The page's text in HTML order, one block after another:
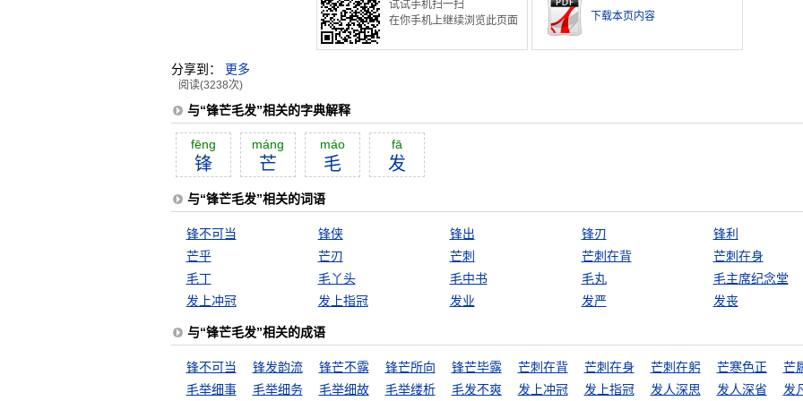
试试手机扫一扫
在你手机上继续浏览此页面
下载本页内容
分享到： 更多
阅读(3238次)
与“锋芒毛发”相关的字典解释
fēng
锋
máng
芒
máo
毛
fā
发
与“锋芒毛发”相关的词语
锋不可当 锋侠 锋出 锋刃
锋利
芒乎
芒刃 芒刺 芒刺在背
芒刺在身
毛丁
毛丫头 毛中书 毛丸
毛主席纪念堂
发上冲冠
发上指冠 发业 发严 发丧
与“锋芒毛发”相关的成语
锋不可当 锋发韵流 锋芒不露 锋芒所向 锋芒毕露 芒刺在背 芒刺在身 芒刺在躬 芒寒色正
芒
毛举细事
毛举细务 毛举细故 毛举缕析 毛发不爽 发上冲冠 发上指冠 发人深思 发人深省 发